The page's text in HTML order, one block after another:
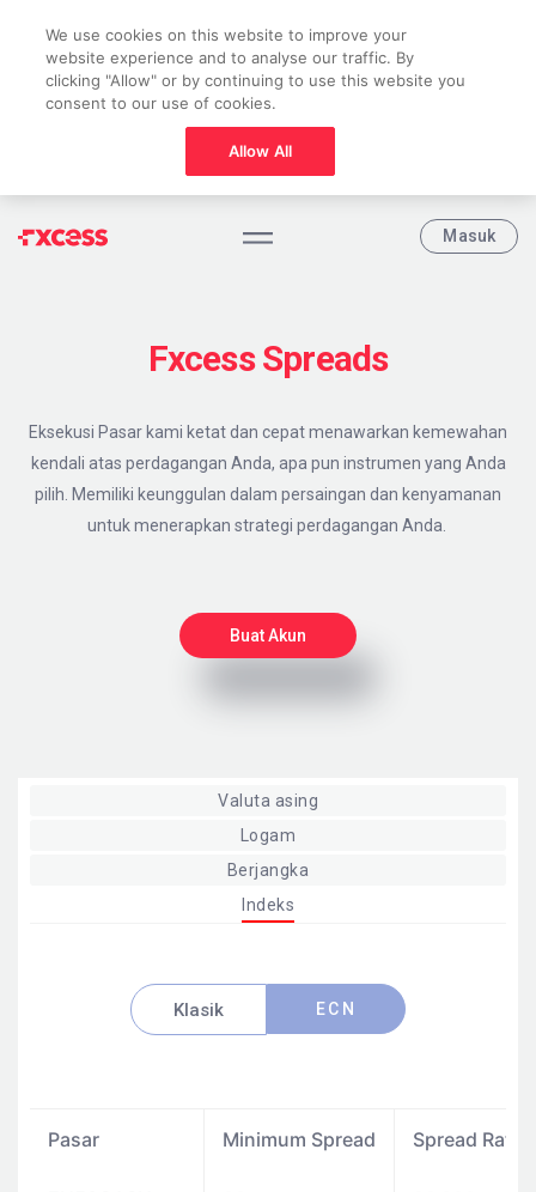
Masuk
Fxcess Spreads
Eksekusi Pasar kami ketat dan cepat menawarkan kemewahan
kendali atas perdagangan Anda, apa pun instrumen yang Anda
pilih. Memiliki keunggulan dalam persaingan dan kenyamanan
untuk menerapkan strategi perdagangan Anda.
Buat Akun
Valuta asing
Logam
Berjangka
Indeks
Klasik ECN
Pasar Minimum Spread Spread
We use cookies on this website to improve your
website experience and to analyse our traffic. By
clicking "Allow" or by continuing to use this website you
consent to our use of cookies.
Allow All